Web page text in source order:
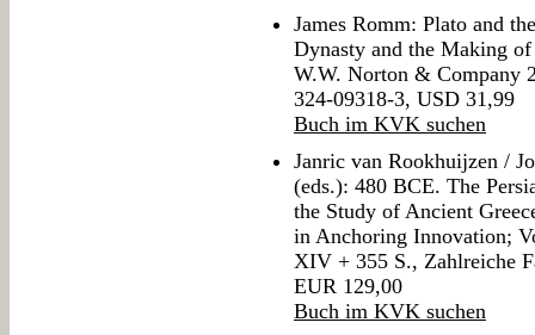
James Romm: Plato and
Dynasty and the Making
W.W. Norton & Company
324-09318-3, USD 31,99
Buch im KVK suchen
Janric van Rookhuijzen /
(eds.): 480 BCE. The
the Study of Ancient
in Anchoring Innovation;
XIV + 355 S., Zahlreiche
EUR 129,00
Buch im KVK suchen